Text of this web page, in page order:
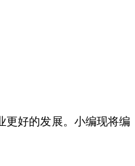
更好的发展。小编现将编